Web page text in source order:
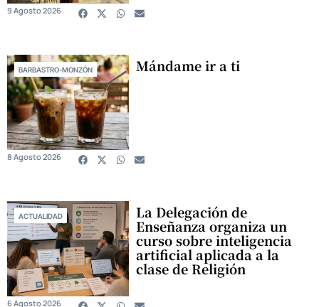
9 Agosto 2026
BARBASTRO-MONZÓN Mándame ir a ti
8 Agosto 2026
ACTUALIDAD La Delegación de
Enseñanza organiza un
curso sobre inteligencia
artificial aplicada a la
clase de Religión
6 Agosto 2026